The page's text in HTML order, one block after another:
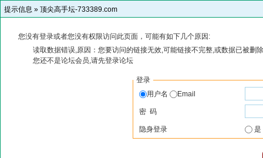
提示信息 » 顶尖高手坛-733389.com
您没有登录或者您没有权限访问此页面，可能有如下几个原因:
读取数据错误,原因：您要访问的链接无效,可能链接不完整,或数据已被删
您还不是论坛会员,请先登录论坛
登录
用户名
Email
密 码
隐身登录